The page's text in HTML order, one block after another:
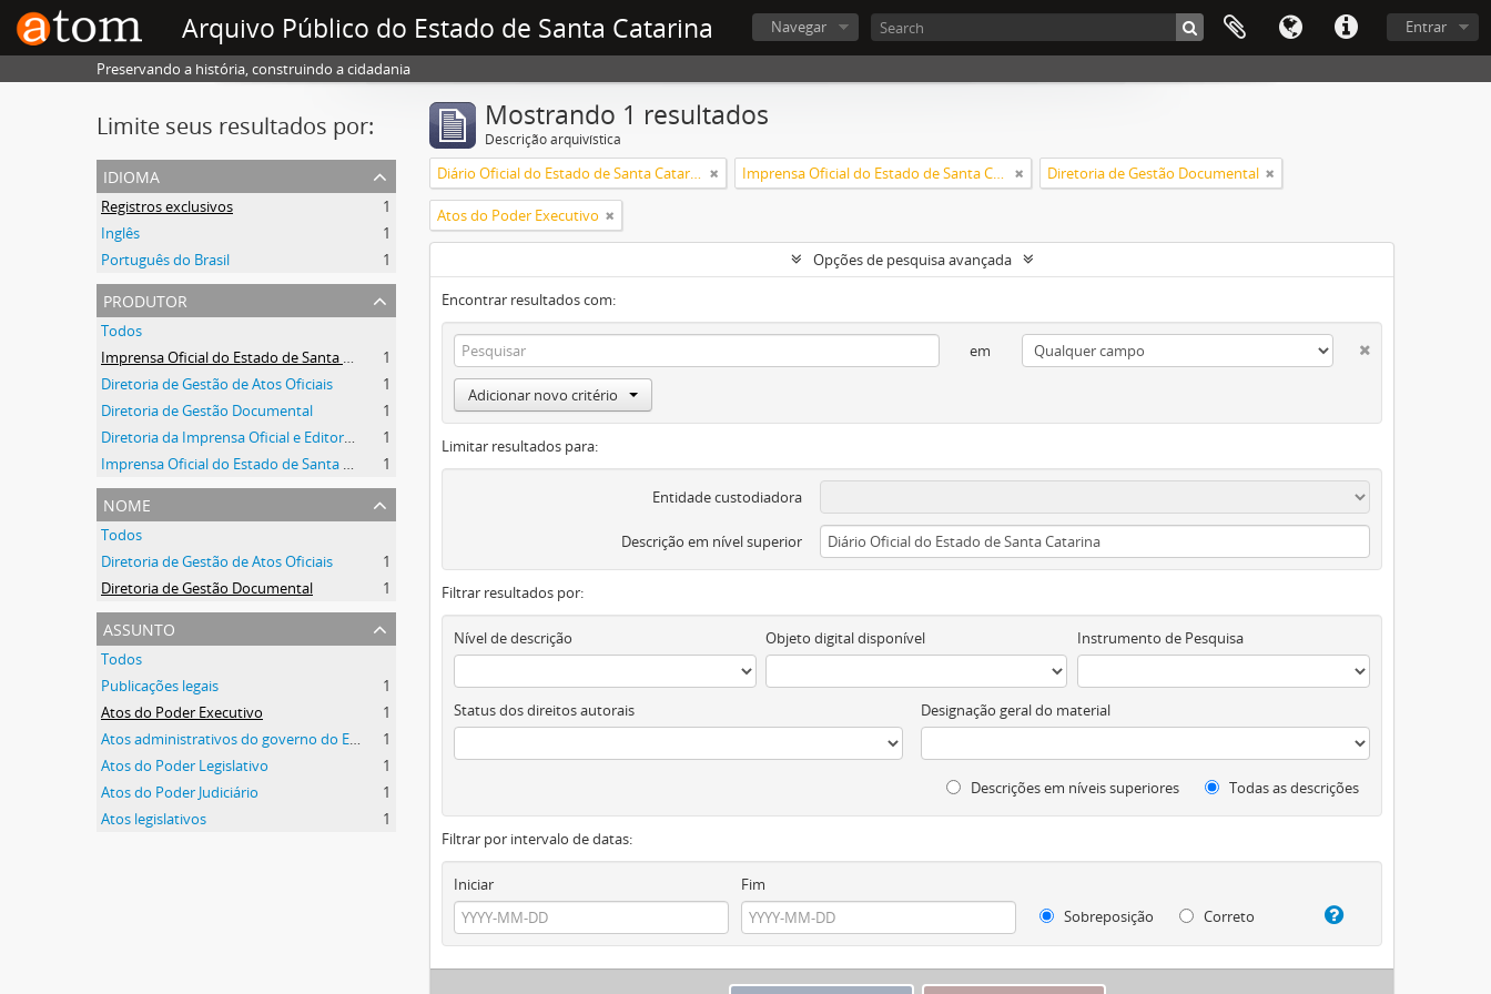
Arquivo Público do Estado de Santa Catarina Entrar
Navegar
Preservando a história, construindo a cidadania
Limite seus resultados por:
idioma
Registros exclusivos
1
Inglês
1
Português do Brasil
1
produtor
Todos
Imprensa Oficial do Estado de Santa Catarina
1
Diretoria de Gestão de Atos Oficiais
1
Diretoria de Gestão Documental
1
Diretoria da Imprensa Oficial e Editora de Santa Catarina
1
Imprensa Oficial do Estado de Santa Catarina S/A
1
nome
Todos
Diretoria de Gestão de Atos Oficiais
1
Diretoria de Gestão Documental
1
assunto
Todos
Publicações legais
1
Atos do Poder Executivo
1
Atos administrativos do governo do Estado
1
Atos do Poder Legislativo
1
Atos do Poder Judiciário
1
Atos legislativos
1
Mostrando 1 resultados
Descrição arquivística
Diário Oficial do Estado de Santa Catarina Imprensa Oficial do Estado de Santa Catarina Diretoria de Gestão Documental
Atos do Poder Executivo
Opções de pesquisa avançada
Encontrar resultados com:
em
Adicionar novo critério
Limitar resultados para:
Entidade custodiadora
Descrição em nível superior
Filtrar resultados por:
Nível de descrição Objeto digital disponível Instrumento de Pesquisa
Status dos direitos autorais Designação geral do material
Descrições em níveis superiores Todas as descrições
Filtrar por intervalo de datas:
Iniciar
Fim
Sobreposição
Correto